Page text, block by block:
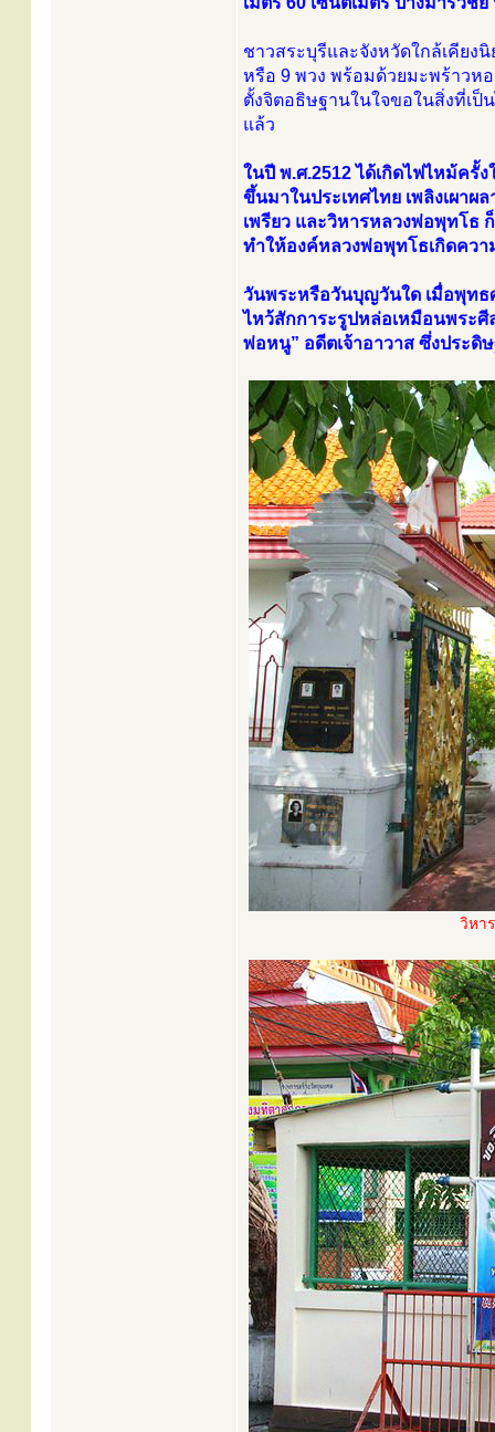
ชาวสระบุรีและจังหวัดใกล้เคียง
หรือ 9 พวง พร้อมด้วยมะพร้าวห
ตั้งจิตอธิษฐานในใจขอในสิ่งที่เป็
แล้ว
ในปี พ.ศ.2512 ได้เกิดไฟไหม้ครั้
ขึ้นมาในประเทศไทย เพลิงเผา
เพรียว และวิหารหลวงพ่อพุทโธ
ทำให้องค์หลวงพ่อพุทโธเกิดควา
วันพระหรือวันบุญวันใด เมื่อพุท
ไหว้สักการะรูปหล่อเหมือนพระ
พ่อหนู” อดีตเจ้าอาวาส ซึ่งประ
วิหา